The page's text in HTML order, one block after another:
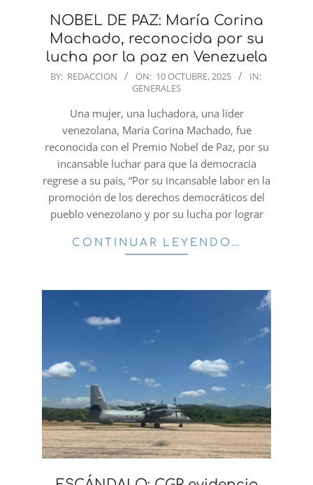
NOBEL DE PAZ: María Corina
Machado, reconocida por su
lucha por la paz en Venezuela
2025-
BY: REDACCION ON: 10 OCTUBRE, 2025
IN:
GENERALES
Una mujer, una luchadora, una líder
venezolana, Maria Corina Machado, fue
reconocida con el Premio Nobel de Paz, por su
incansable luchar para que la democracia
regrese a su país, “Por su incansable labor en la
promoción de los derechos democráticos del
pueblo venezolano y por su lucha por lograr
CONTINUAR LEYENDO…